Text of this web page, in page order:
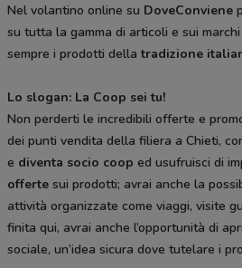
Nel volantino online su DoveConviene
su tutta la gamma di articoli e sui
sempre i prodotti dellatradizione
Lo slogan: La Coop sei tu!
Non perderti le incredibili offerte e
dei punti vendita della filiera a Chieti,
e diventa socio coop ed usufruisci di
offerte sui prodotti; avrai anche la
attività organizzate come viaggi, visite
finita qui, avrai anche l’opportunità di
sociale, un’idea sicura dove tutelare i